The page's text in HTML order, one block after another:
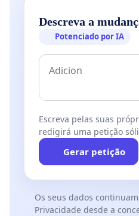
Descreva a
Potenciado por IA
Escreva pelas suas
redigirá uma petição
Gerar petição
Os seus dados
Privacidade desde a